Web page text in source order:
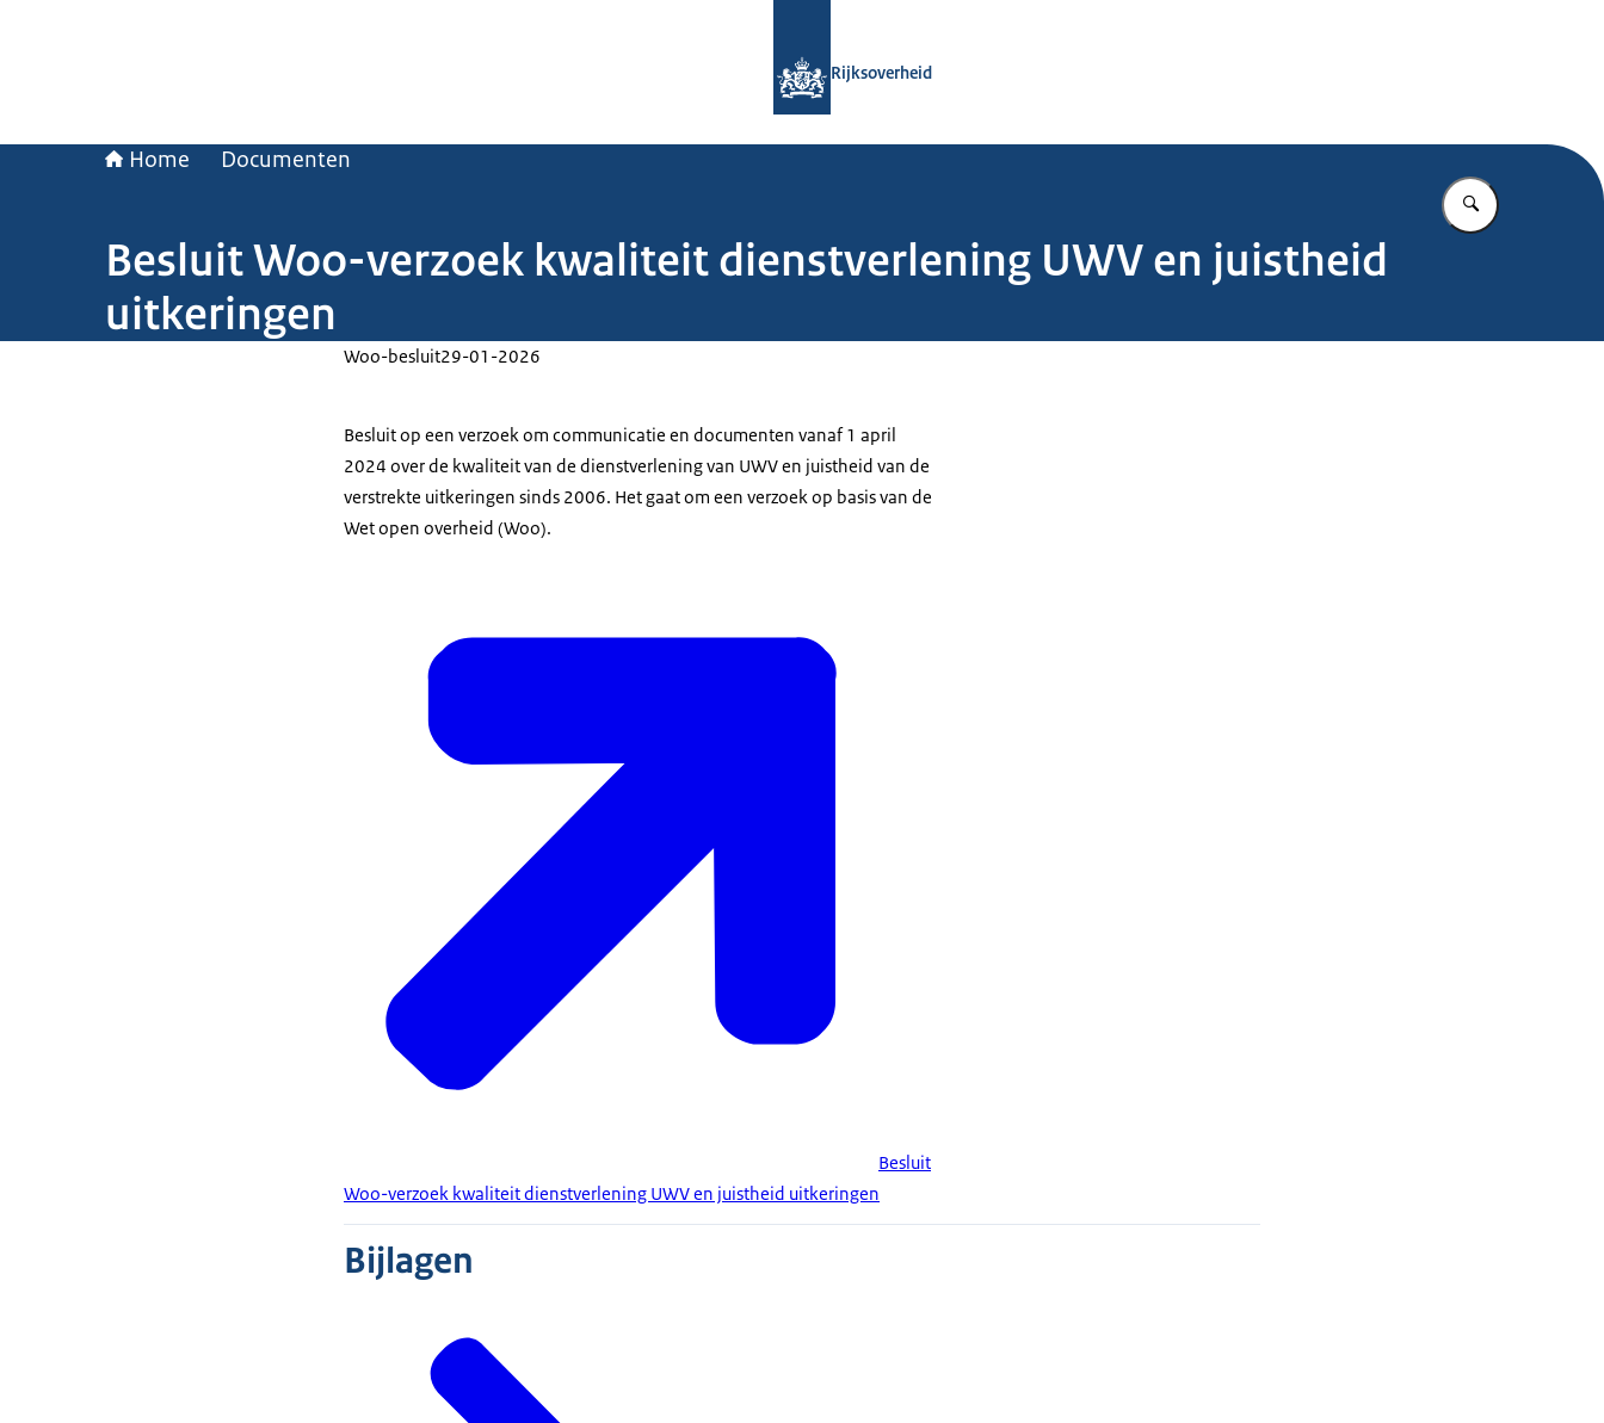
Rijksoverheid
Home Documenten
Vul in wat u
Besluit Woo-verzoek kwaliteit dienstverlening UWV en juistheid
uitkeringen
Woo-besluit29-01-2026
Besluit op een verzoek om communicatie en documenten vanaf 1 april
2024 over de kwaliteit van de dienstverlening van UWV en juistheid van de
verstrekte uitkeringen sinds 2006. Het gaat om een verzoek op basis van de
Wet open overheid (Woo).
Besluit
Woo-verzoek kwaliteit dienstverlening UWV en juistheid uitkeringen
Bijlagen